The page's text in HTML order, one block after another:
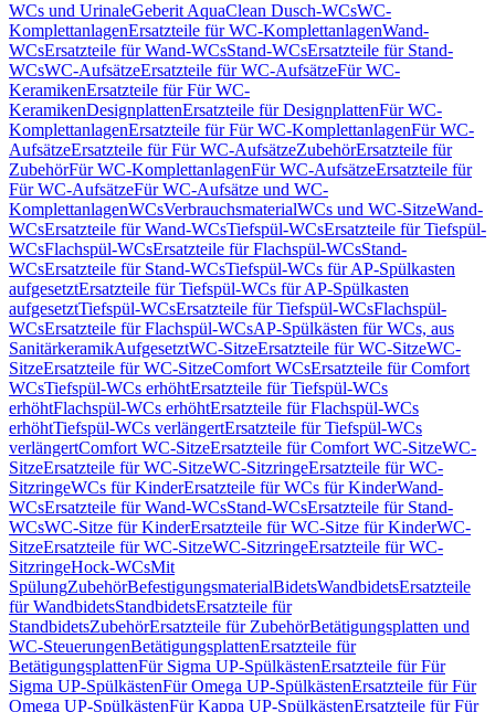
WCs und UrinaleGeberit AquaClean Dusch-WCsWC-
KomplettanlagenErsatzteile für WC-KomplettanlagenWand-
WCsErsatzteile für Wand-WCsStand-WCsErsatzteile für Stand-
WCsWC-AufsätzeErsatzteile für WC-AufsätzeFür WC-
KeramikenErsatzteile für Für WC-
KeramikenDesignplattenErsatzteile für DesignplattenFür WC-
KomplettanlagenErsatzteile für Für WC-KomplettanlagenFür WC-
AufsätzeErsatzteile für Für WC-AufsätzeZubehörErsatzteile für
ZubehörFür WC-KomplettanlagenFür WC-AufsätzeErsatzteile für
Für WC-AufsätzeFür WC-Aufsätze und WC-
KomplettanlagenWCsVerbrauchsmaterialWCs und WC-SitzeWand-
WCsErsatzteile für Wand-WCsTiefspül-WCsErsatzteile für Tiefspül-
WCsFlachspül-WCsErsatzteile für Flachspül-WCsStand-
WCsErsatzteile für Stand-WCsTiefspül-WCs für AP-Spülkasten
aufgesetztErsatzteile für Tiefspül-WCs für AP-Spülkasten
aufgesetztTiefspül-WCsErsatzteile für Tiefspül-WCsFlachspül-
WCsErsatzteile für Flachspül-WCsAP-Spülkästen für WCs, aus
SanitärkeramikAufgesetztWC-SitzeErsatzteile für WC-SitzeWC-
SitzeErsatzteile für WC-SitzeComfort WCsErsatzteile für Comfort
WCsTiefspül-WCs erhöhtErsatzteile für Tiefspül-WCs
erhöhtFlachspül-WCs erhöhtErsatzteile für Flachspül-WCs
erhöhtTiefspül-WCs verlängertErsatzteile für Tiefspül-WCs
verlängertComfort WC-SitzeErsatzteile für Comfort WC-SitzeWC-
SitzeErsatzteile für WC-SitzeWC-SitzringeErsatzteile für WC-
SitzringeWCs für KinderErsatzteile für WCs für KinderWand-
WCsErsatzteile für Wand-WCsStand-WCsErsatzteile für Stand-
WCsWC-Sitze für KinderErsatzteile für WC-Sitze für KinderWC-
SitzeErsatzteile für WC-SitzeWC-SitzringeErsatzteile für WC-
SitzringeHock-WCsMit
SpülungZubehörBefestigungsmaterialBidetsWandbidetsErsatzteile
für WandbidetsStandbidetsErsatzteile für
StandbidetsZubehörErsatzteile für ZubehörBetätigungsplatten und
WC-SteuerungenBetätigungsplattenErsatzteile für
BetätigungsplattenFür Sigma UP-SpülkästenErsatzteile für Für
Sigma UP-SpülkästenFür Omega UP-SpülkästenErsatzteile für Für
Omega UP-SpülkästenFür Kappa UP-SpülkästenErsatzteile für Für